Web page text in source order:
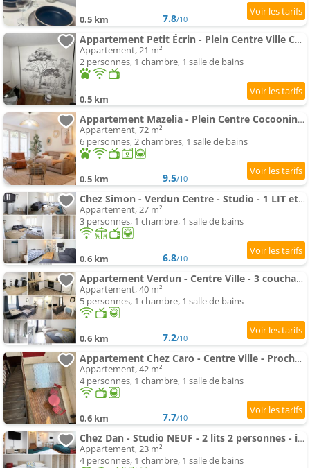
0.5 km 7.8/10
Appartement Petit Écrin - Plein Centre Ville Cocon & Charme
Appartement, 21 m²
2 personnes, 1 chambre, 1 salle de bains
0.5 km
Appartement Mazelia - Plein Centre Cocooning Spacieux Familial
Appartement, 72 m²
6 personnes, 2 chambres, 1 salle de bains
0.5 km 9.5/10
Chez Simon - Verdun Centre - Studio - 1 LIT et canapé convertible - Internet et TV - 4 personnes - G
Appartement, 27 m²
3 personnes, 1 chambre, 1 salle de bains
0.6 km 6.8/10
Appartement Verdun - Centre Ville - 3 couchages - Proche gare - 1 chambre - - Wifi - Géré par Presta
Appartement, 40 m²
5 personnes, 1 chambre, 1 salle de bains
0.6 km 7.2/10
Appartement Chez Caro - Centre Ville - Proche Gare - Parking proche - Wifi ou Ethernet gratuit - Géré par Presta
Appartement, 42 m²
4 personnes, 1 chambre, 1 salle de bains
0.6 km 7.7/10
Chez Dan - Studio NEUF - 2 lits 2 personnes - internet - Centre ville - Parking proche - Proche gare
Appartement, 23 m²
4 personnes, 1 chambre, 1 salle de bains